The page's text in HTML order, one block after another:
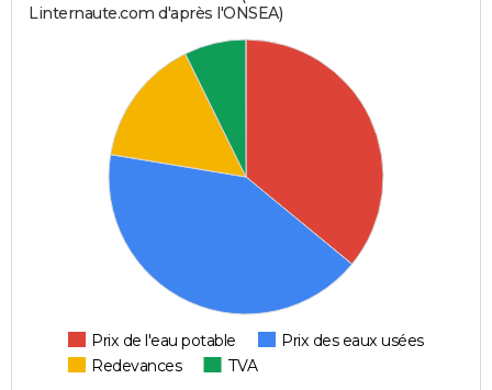
Linternaute.com d'après l'ONSEA)
Prix de l'eau potable
Prix des eaux usées
Redevances
TVA